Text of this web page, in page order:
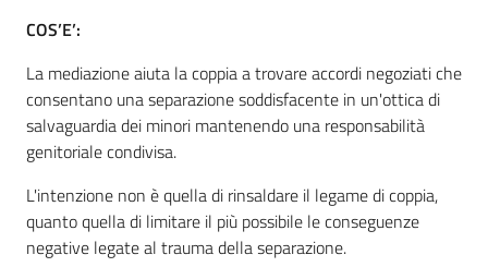
Informazioni
locali
Newsletter
COS’E’:
La mediazione aiuta la coppia a trovare accordi negoziati che
consentano una separazione soddisfacente in un'ottica di
salvaguardia dei minori mantenendo una responsabilità
genitoriale condivisa.
L'intenzione non è quella di rinsaldare il legame di coppia,
quanto quella di limitare il più possibile le conseguenze
negative legate al trauma della separazione.